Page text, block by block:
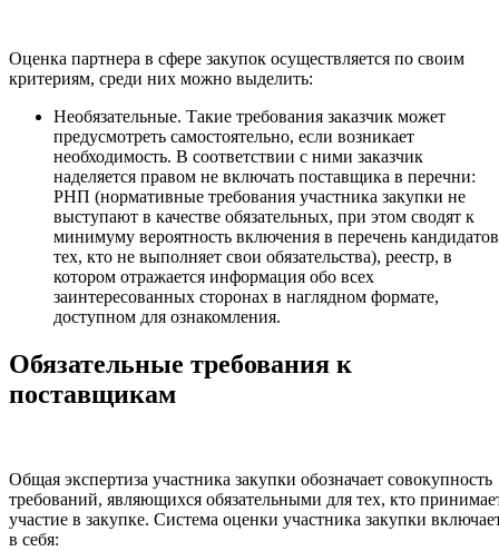
Оценка партнера в сфере закупок осуществляется по своим
критериям, среди них можно выделить:
Необязательные. Такие требования заказчик может
предусмотреть самостоятельно, если возникает
необходимость. В соответствии с ними заказчик
наделяется правом не включать поставщика в перечни:
РНП (нормативные требования участника закупки не
выступают в качестве обязательных, при этом сводят к
минимуму вероятность включения в перечень
тех, кто не выполняет свои обязательства), реестр, в
котором отражается информация обо всех
заинтересованных сторонах в наглядном формате,
доступном для ознакомления.
Обязательные требования к
поставщикам
Общая экспертиза участника закупки обозначает совокупность
требований, являющихся обязательными для тех, кто
участие в закупке. Система оценки участника закупки
в себя: